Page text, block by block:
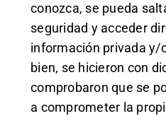
conozca, se pueda
seguridad y acceder
información privada y/
bien, se hicieron con
comprobaron que se
a comprometer la